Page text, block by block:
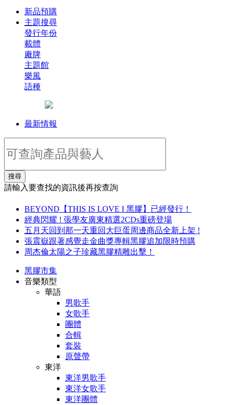
新品預購
主題搜尋
發行年份
載體
廠牌
主題館
樂風
語種
最新情報
搜尋
請輸入要查找的資訊後再按查詢
BEYOND【THIS IS LOVE I 黑膠】已經發行！
經典閃耀 ! 張學友廣東精選2CDs重磅登場
五月天回到那一天重回大巨蛋周邊商品全新上架 !
張震嶽跟著感覺走金曲獎專輯黑膠追加限時預購
周杰倫太陽之子珍藏黑膠精雕出擊！
黑膠市集
音樂類型
華語
男歌手
女歌手
團體
合輯
套裝
原聲帶
東洋
東洋男歌手
東洋女歌手
東洋團體